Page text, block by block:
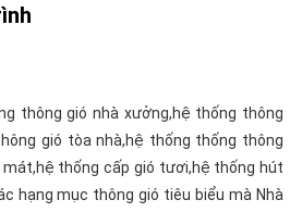
thông gió nhà xưởng,hệ thống thông
gió tòa nhà,hệ thống thống thông
thống cấp gió tươi,hệ thống hút
hạng mục thông gió tiêu biểu mà Nhà